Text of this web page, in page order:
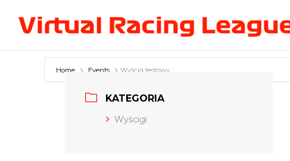
Home Events Wyścig testowy
KATEGORIA
Wyścigi